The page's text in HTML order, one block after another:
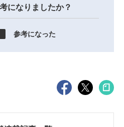
になりましたか？
参考になった